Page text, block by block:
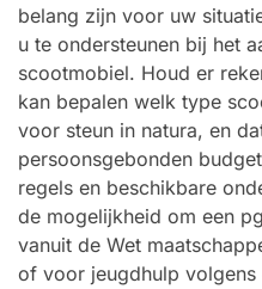
belang zijn voor uw
u te ondersteunen bij het
scootmobiel. Houd er
kan bepalen welk type
voor steun in natura, en
persoonsgebonden
regels en beschikbare
de mogelijkheid om een
vanuit de Wet
of voor jeugdhulp